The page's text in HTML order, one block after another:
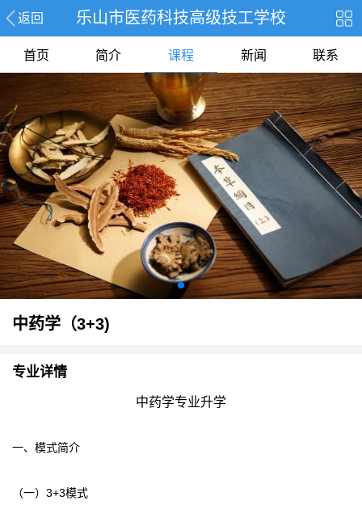
返回 乐山市医药科技高级技工学校
首页 简介 课程 新闻 联系
中药学（3+3)
专业详情
中药学专业升学
一、模式简介
（一）3+3模式